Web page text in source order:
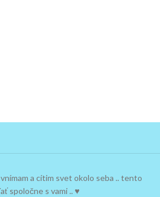
a cítim svet okolo seba .. tento
spoločne s vami .. ♥